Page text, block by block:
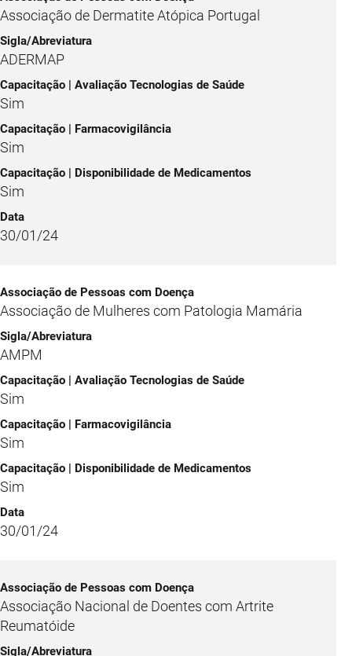
Associação de Dermatite Atópica Portugal
ADERMAP
Sim
Sim
Sim
30/01/24
Associação de Mulheres com Patologia Mamária
AMPM
Sim
Sim
Sim
30/01/24
Associação Nacional de Doentes com Artrite
Reumatóide